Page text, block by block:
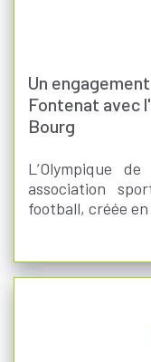
Un
Fontenat avec
Bourg
L’Olympique
association
football, créée en